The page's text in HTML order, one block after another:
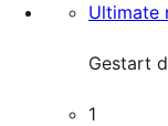
Ultimate
Gestart
1